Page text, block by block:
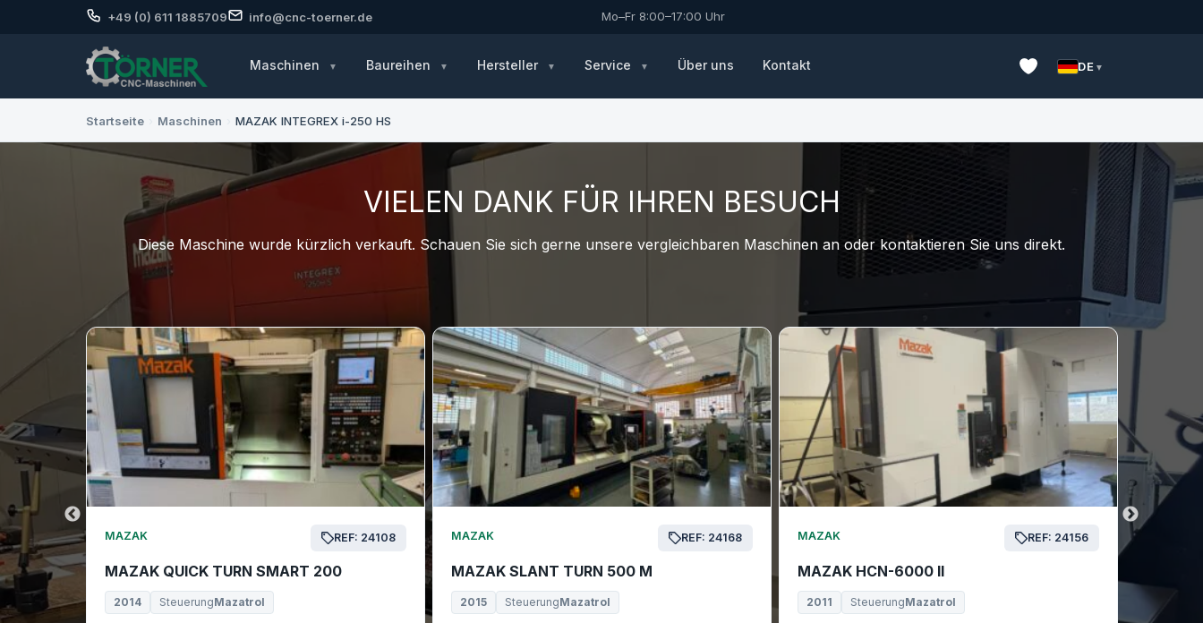
+49 (0) 611 1885709 info@cnc-toerner.de Mo–Fr 8:00–17:00 Uhr
Maschinen Baureihen Hersteller Service Über uns Kontakt DE
Startseite Maschinen MAZAK INTEGREX i-250 HS
VIELEN DANK FÜR IHREN BESUCH
Diese Maschine wurde kürzlich verkauft. Schauen Sie sich gerne unsere vergleichbaren Maschinen an oder kontaktieren Sie uns direkt.
24169 MAZAK REF: 24108
MAZAK QUICK TURN SMART 200
2014 SteuerungMazatrol
MAZAK REF: 24168
MAZAK SLANT TURN 500 M
2015 SteuerungMazatrol
MAZAK REF: 24156
MAZAK HCN-6000 II
2011 SteuerungMazatrol